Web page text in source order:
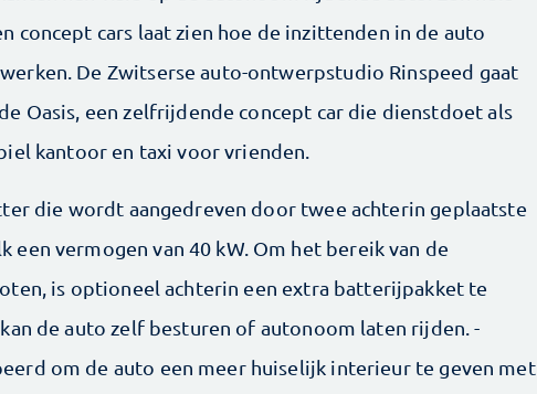
concept cars laat zien hoe de inzittenden in de auto
De Zwitserse auto-ontwerpstudio Rinspeed gaat
Oasis, een zelfrijdende concept car die dienstdoet als
kantoor en taxi voor vrienden.
die wordt aangedreven door twee achterin geplaatste
vermogen van 40 kW. Om het bereik van de
is optioneel ­achterin een extra batterijpakket te
de auto zelf besturen of autonoom laten rijden.
om de auto een meer huiselijk interieur te geven met